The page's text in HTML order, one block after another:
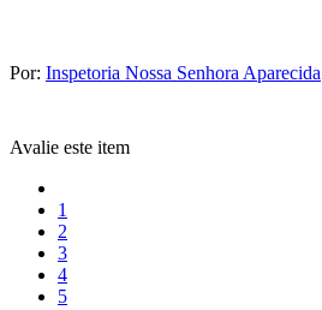
Por: Inspetoria Nossa Senhora Aparecida
Avalie este item
1
2
3
4
5